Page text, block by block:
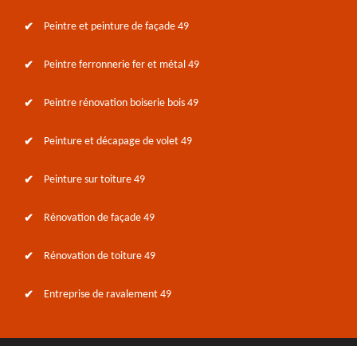
Peintre et peinture de façade 49
Peintre ferronnerie fer et métal 49
Peintre rénovation boiserie bois 49
Peinture et décapage de volet 49
Peinture sur toiture 49
Rénovation de façade 49
Rénovation de toiture 49
Entreprise de ravalement 49